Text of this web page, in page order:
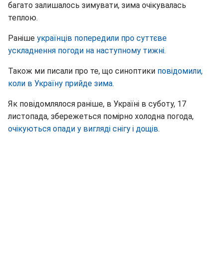
багато залишалось зимувати, зима очікувалась
теплою.
Раніше українців попередили про суттєве
ускладнення погоди на наступному тижні.
Також ми писали про те, що синоптики повідомили,
коли в Україну прийде зима.
Як повідомлялося раніше, в Україні в суботу, 17
листопада, збережеться помірно холодна погода,
очікуються опади у вигляді снігу і дощів.